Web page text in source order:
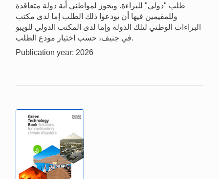
طلب "دولي" للبراءة. ويجوز لمواطني أية دولة متعاقدة
وللمقيمين فيها أن يودعوا ذلك الطلب إما لدى مكتب
البراءات الوطني لتلك الدولة وإما لدى المكتب الدولي للويبو
في جنيف، حسب اختيار مودع الطلب.
Publication year: 2026